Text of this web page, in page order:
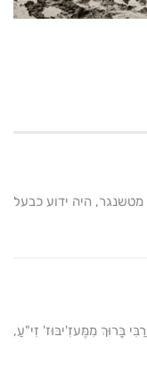
מטשנגר, היה ידוע כבעל
בָּרוּךְ מִמֶּעזִ'יבּוּז' זִי"עַ,